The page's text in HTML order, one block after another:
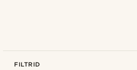
FILTRID